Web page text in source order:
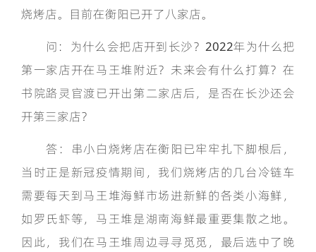
烧烤店。目前在衡阳已开了八家店。
问：为什么会把店开到长沙？2022年为什么把
第一家店开在马王堆附近？未来会有什么打算？在
书院路灵官渡已开出第二家店后，是否在长沙还会
开第三家店？
答：串小白烧烤店在衡阳已牢牢扎下脚根后，
当时正是新冠疫情期间，我们烧烤店的几台冷链车
需要每天到马王堆海鲜市场进新鲜的各类小海鲜，
如罗氏虾等，马王堆是湖南海鲜最重要集散之地。
因此，我们在马王堆周边寻寻觅觅，最后选中了晚